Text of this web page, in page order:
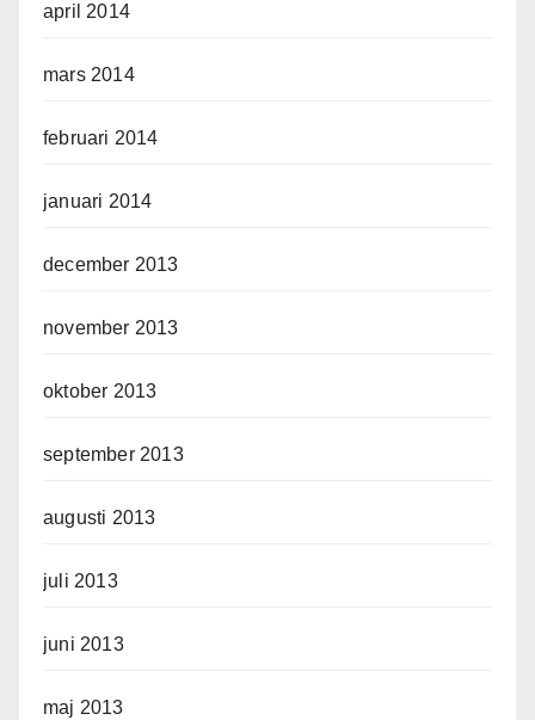
april 2014
mars 2014
februari 2014
januari 2014
december 2013
november 2013
oktober 2013
september 2013
augusti 2013
juli 2013
juni 2013
maj 2013